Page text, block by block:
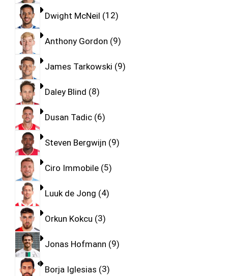
Dwight McNeil 12
Anthony Gordon 9
James Tarkowski 9
Daley Blind 8
Dusan Tadic 6
Steven Bergwijn 9
Ciro Immobile 5
Luuk de Jong 4
Orkun Kokcu 3
Jonas Hofmann 9
Borja Iglesias 3